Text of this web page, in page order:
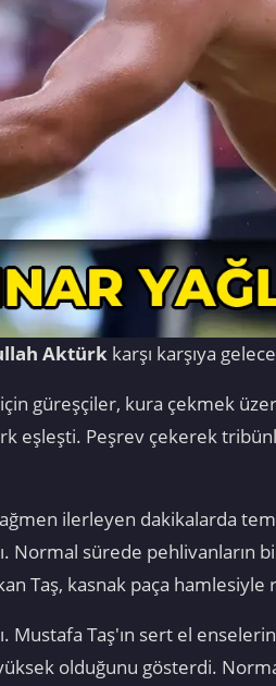
Aktürk karşı karşıya
güreşçiler, kura çekmek
eşleşti. Peşrev çekerek
ilerleyen dakikalarda
Normal sürede pehlivanların
Taş, kasnak paça hamlesiyle
Taş'ın sert el
olduğunu gösterdi.